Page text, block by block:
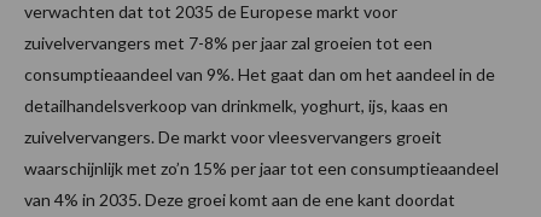
verwachten dat tot 2035 de Europese markt voor
zuivelvervangers met 7-8% per jaar zal groeien tot een
consumptieaandeel van 9%. Het gaat dan om het aandeel in de
detailhandelsverkoop van drinkmelk, yoghurt, ijs, kaas en
zuivelvervangers. De markt voor vleesvervangers groeit
waarschijnlijk met zo’n 15% per jaar tot een consumptieaandeel
van 4% in 2035. Deze groei komt aan de ene kant doordat